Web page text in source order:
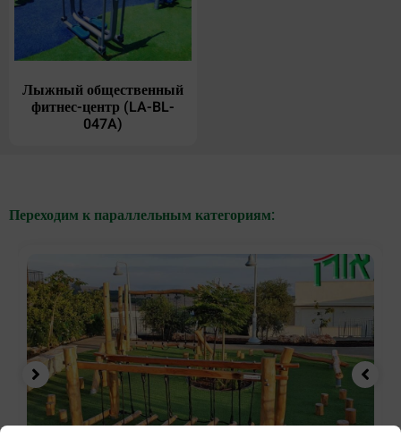
Лыжный общественный
фитнес-центр (LA-BL-
047A)
Переходим к параллельным категориям: